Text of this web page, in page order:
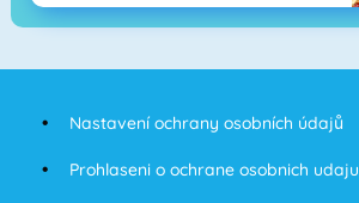
Nastavení ochrany osobních údajů
Prohlaseni o ochrane osobnich udaju